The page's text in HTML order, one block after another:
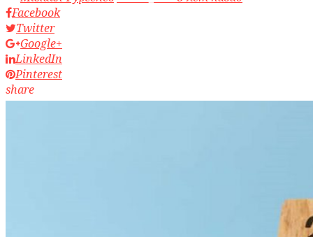
Facebook
Twitter
Google+
LinkedIn
Pinterest
share